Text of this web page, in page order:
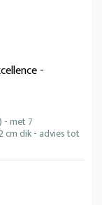
-
- met 7
cm dik - advies tot